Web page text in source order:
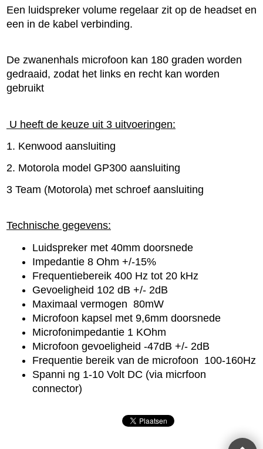
Een luidspreker volume regelaar zit op de headset en
een in de kabel verbinding.
De zwanenhals microfoon kan 180 graden worden
gedraaid, zodat het links en recht kan worden
gebruikt
U heeft de keuze uit 3 uitvoeringen:
1. Kenwood aansluiting
2. Motorola model GP300 aansluiting
3 Team (Motorola) met schroef aansluiting
Technische gegevens:
Luidspreker met 40mm doorsnede
Impedantie 8 Ohm +/-15%
Frequentiebereik 400 Hz tot 20 kHz
Gevoeligheid 102 dB +/- 2dB
Maximaal vermogen 80mW
Microfoon kapsel met 9,6mm doorsnede
Microfonimpedantie 1 KOhm
Microfoon gevoeligheid -47dB +/- 2dB
Frequentie bereik van de microfoon 100-160Hz
Spanni ng 1-10 Volt DC (via micrfoon
connector)